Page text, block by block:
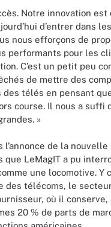
Notre innovation est
d’entrer dans les
nous efforçons de
performants pour les
C’est un petit peu
de mettre des
des télés en pensant
course. Il nous a suffi
»
l’annonce de la
que LeMagIT a pu
une locomotive. Y
des télécoms, le
où il conserve,
20 % de parts de